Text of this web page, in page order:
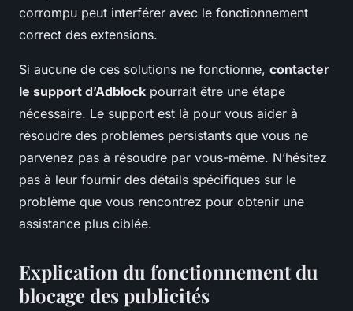
corrompu peut interférer avec le fonctionnement
correct des extensions.
Si aucune de ces solutions ne fonctionne, contacter
le support d’Adblock pourrait être une étape
nécessaire. Le support est là pour vous aider à
résoudre des problèmes persistants que vous ne
parvenez pas à résoudre par vous-même. N’hésitez
pas à leur fournir des détails spécifiques sur le
problème que vous rencontrez pour obtenir une
assistance plus ciblée.
Explication du fonctionnement du
blocage des publicités